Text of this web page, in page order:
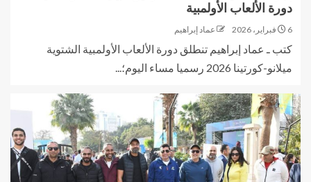
دورة الألعاب الأولمبية
6 فبراير، 2026 عماد إبراهيم
كتب ـ عماد إبراهيم تنطلق دورة الألعاب الأولمبية الشتوية
ميلانو-كورتينا 2026 رسميا مساء اليوم؛...